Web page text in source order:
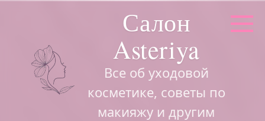
Салон
Asteriya
Все об уходовой
косметике, советы по
макияжу и другим